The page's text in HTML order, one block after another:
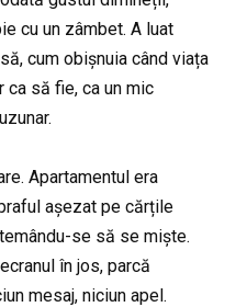
cu un zâmbet. A luat
cum obișnuia când viața
ca să fie, ca un mic
Apartamentul era
așezat pe cărțile
se să se miște.
în jos, parcă
mesaj, niciun apel.